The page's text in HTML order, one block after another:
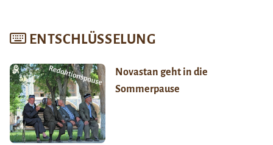
ENTSCHLÜSSELUNG
Novastan geht in die
Sommerpause